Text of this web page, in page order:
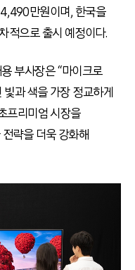
만원이며, 한국을
적으로 출시 예정이다.
부사장은 “마이크로
과 색을 가장 정교하게
프리미엄 시장을
략을 더욱 강화해